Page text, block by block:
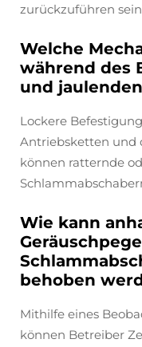
zurückzuführen
Welche
während des
und
Lockere
Antriebsketten und
können ratternde
Wie kann
behoben
Mithilfe eines
können Betreiber